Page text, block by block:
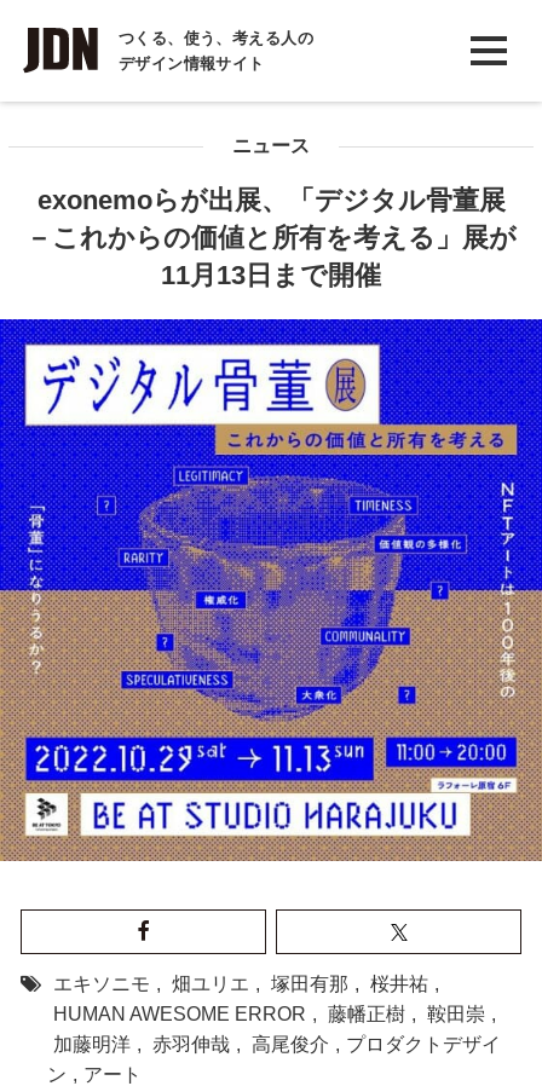
つくる、使う、考える人の
デザイン情報サイト
INTERVIEW
インタビュー
COLUMN
ニュース
exonemoらが出展、「デジタル骨董展
－これからの価値と所有を考える」展が
11月13日まで開催
エキソニモ , 畑ユリエ , 塚田有那 , 桜井祐 ,
HUMAN AWESOME ERROR , 藤幡正樹 , 鞍田崇 ,
加藤明洋 , 赤羽伸哉 , 高尾俊介 , プロダクトデザイ
ン , アート